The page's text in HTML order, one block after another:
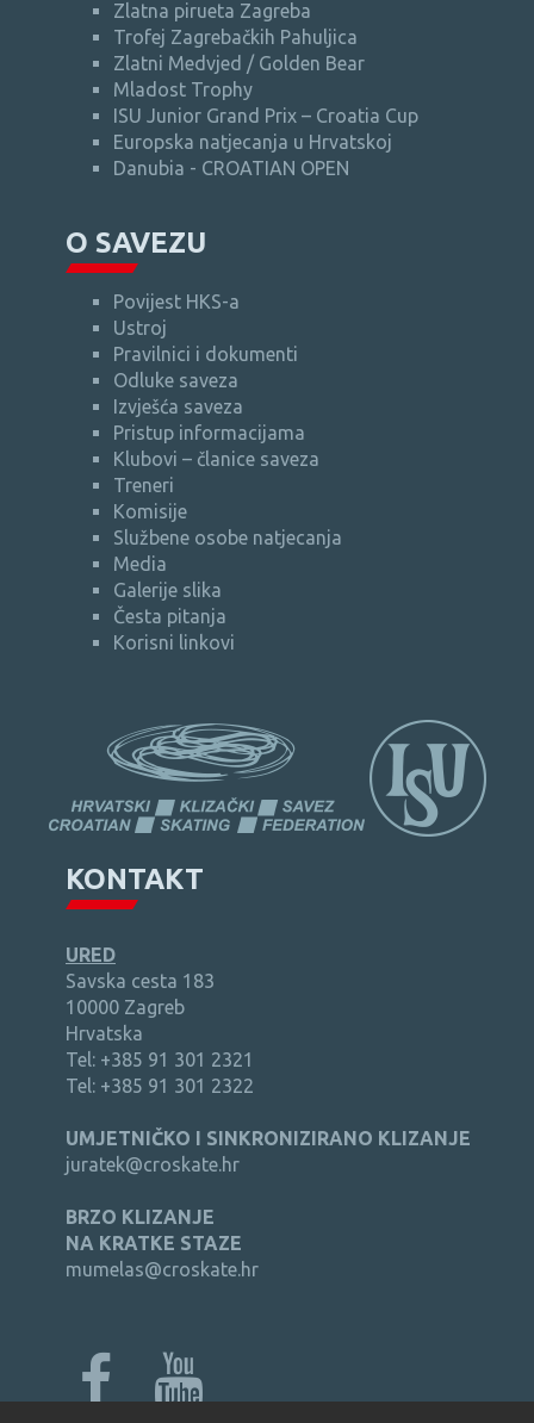
Zlatna pirueta Zagreba
Trofej Zagrebačkih Pahuljica
Zlatni Medvjed / Golden Bear
Mladost Trophy
ISU Junior Grand Prix – Croatia Cup
Europska natjecanja u Hrvatskoj
Danubia - CROATIAN OPEN
O SAVEZU
Povijest HKS-a
Ustroj
Pravilnici i dokumenti
Odluke saveza
Izvješća saveza
Pristup informacijama
Klubovi – članice saveza
Treneri
Komisije
Službene osobe natjecanja
Media
Galerije slika
Česta pitanja
Korisni linkovi
KONTAKT
URED
Savska cesta 183
10000 Zagreb
Hrvatska
Tel: +385 91 301 2321
Tel: +385 91 301 2322
UMJETNIČKO I SINKRONIZIRANO KLIZANJE
juratek@croskate.hr
BRZO KLIZANJE
NA KRATKE STAZE
mumelas@croskate.hr